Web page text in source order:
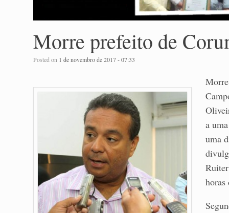
Morre prefeito de
Posted on 1 de novembro de 2017 - 07:33
a
uma
horas